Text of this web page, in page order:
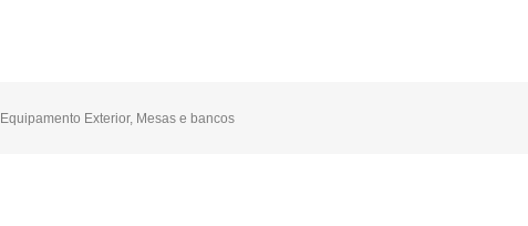
Equipamento Exterior, Mesas e bancos